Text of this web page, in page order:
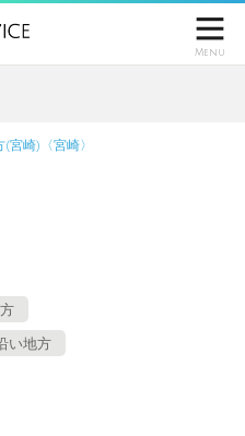

Menu
宮崎)〈宮崎〉
い地方